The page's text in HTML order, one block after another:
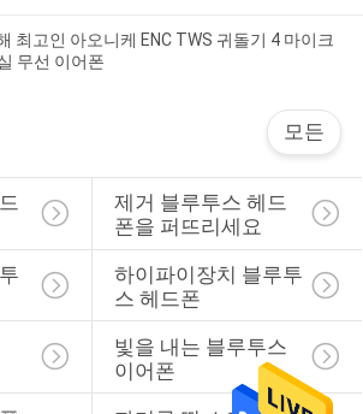
최고인 아오니케 ENC TWS 귀돌기 4 마이크
무선 이어폰
모든
제거 블루투스 헤드
폰을 퍼뜨리세요
하이파이장치 블루투
스 헤드폰
빛을 내는 블루투스
이어폰